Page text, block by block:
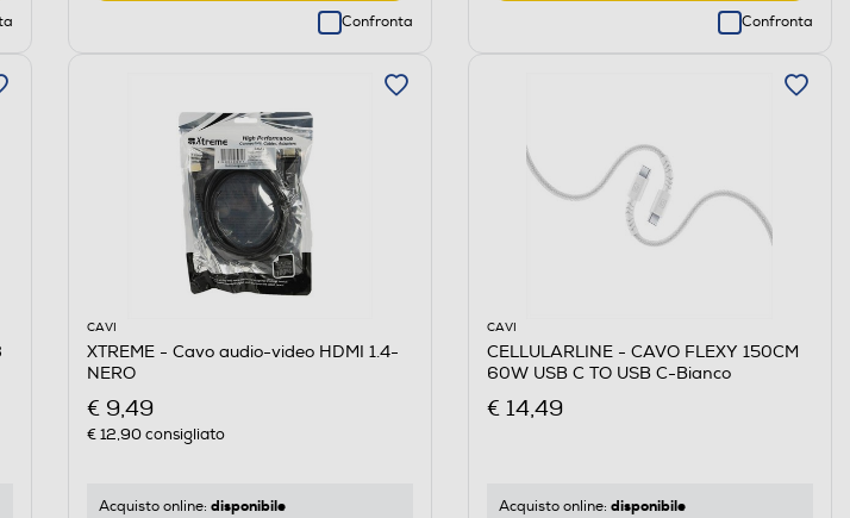
Confronta Confronta
CAVI
XTREME - Cavo audio-video HDMI 1.4-
NERO
€ 9,49
€ 12,90consigliato
Acquisto online: disponibile
CAVI
CELLULARLINE - CAVO FLEXY 150CM
60W USB C TO USB C-Bianco
€ 14,49
Acquisto online: disponibile